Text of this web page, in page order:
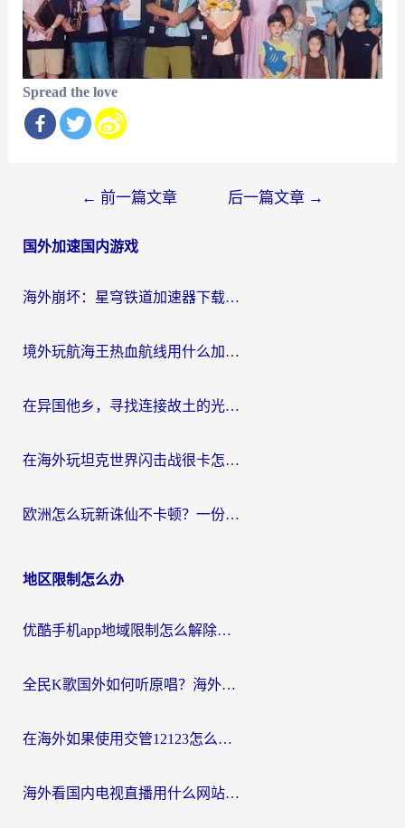
Spread the love
导
← 前一篇文章 后一篇文章 →
国外加速国内游戏
海外崩坏：星穹铁道加速器下载安装：一份给游子的终极网络指南
境外玩航海王热血航线用什么加速器？2026海外玩家实测最优方案（附欧洲问道堡垒前线加速技巧）
在异国他乡，寻找连接故土的光明大陆免费加速器
在海外玩坦克世界闪击战很卡怎么办？老玩家亲测有效的加速器选择指南
欧洲怎么玩新诛仙不卡顿？一份给海外游子的国服游戏畅玩指南
地区限制怎么办
优酷手机app地域限制怎么解除？海外党亲测有效的追剧方案
全民K歌国外如何听原唱？海外党亲测有效的回国加速器选择指南
在海外如果使用交管12123怎么处理？留学生亲测有效的回国加速方案
海外看国内电视直播用什么网站比较好？一篇解决你所有追剧难题的实用指南